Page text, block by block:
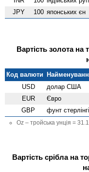
JPY 100 японських єн
Вартість золота
Код валюти
USD
долар США
EUR Євро
GBP фунт
Oz – тройська унція =
Вартість срібла на